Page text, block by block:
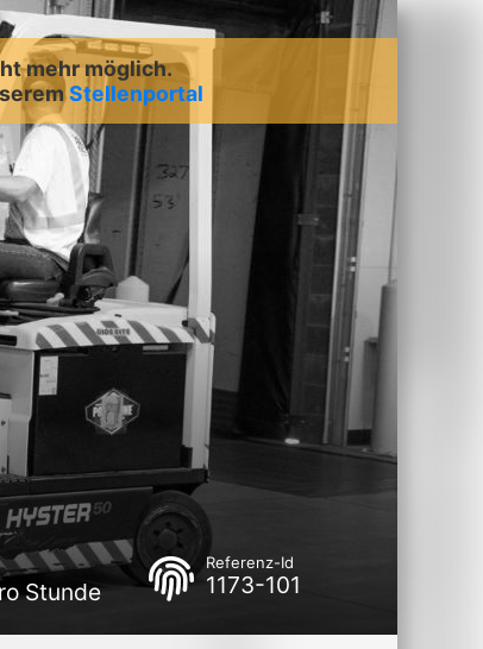
mehr möglich.
Stellenportal
Stunde
Referenz-Id
1173-101